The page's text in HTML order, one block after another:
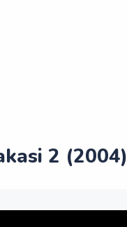
2 (2004)